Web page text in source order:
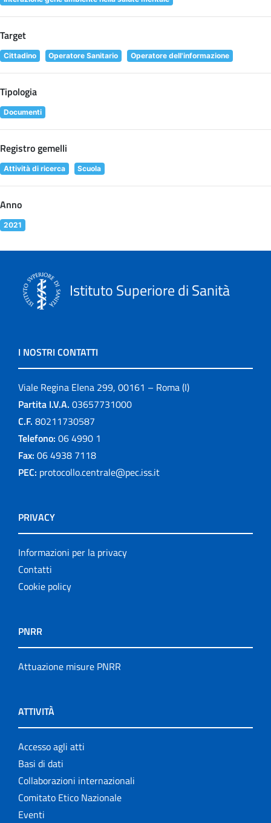
Target
Cittadino Operatore Sanitario Operatore dell'informazione
Tipologia
Documenti
Registro gemelli
Attività di ricerca Scuola
Anno
2021
Istituto Superiore di Sanità
I NOSTRI CONTATTI
Viale Regina Elena 299, 00161 – Roma (I)
Partita I.V.A. 03657731000
C.F. 80211730587
Telefono: 06 4990 1
Fax: 06 4938 7118
PEC: protocollo.centrale@pec.iss.it
PRIVACY
Informazioni per la privacy
Contatti
Cookie policy
PNRR
Attuazione misure PNRR
ATTIVITÀ
Accesso agli atti
Basi di dati
Collaborazioni internazionali
Comitato Etico Nazionale
Eventi